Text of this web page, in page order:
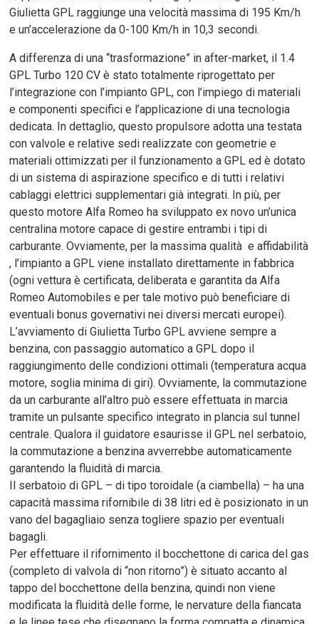
Giulietta GPL raggiunge una velocità massima di 195 Km/h
e un’accelerazione da 0-100 Km/h in 10,3 secondi.
A differenza di una “trasformazione” in after-market, il 1.4
GPL Turbo 120 CV è stato totalmente riprogettato per
l’integrazione con l’impianto GPL, con l’impiego di materiali
e componenti specifici e l’applicazione di una tecnologia
dedicata. In dettaglio, questo propulsore adotta una testata
con valvole e relative sedi realizzate con geometrie e
materiali ottimizzati per il funzionamento a GPL ed è dotato
di un sistema di aspirazione specifico e di tutti i relativi
cablaggi elettrici supplementari già integrati. In più, per
questo motore Alfa Romeo ha sviluppato ex novo un’unica
centralina motore capace di gestire entrambi i tipi di
carburante. Ovviamente, per la massima qualità e affidabilità
, l’impianto a GPL viene installato direttamente in fabbrica
(ogni vettura è certificata, deliberata e garantita da Alfa
Romeo Automobiles e per tale motivo può beneficiare di
eventuali bonus governativi nei diversi mercati europei).
L’avviamento di Giulietta Turbo GPL avviene sempre a
benzina, con passaggio automatico a GPL dopo il
raggiungimento delle condizioni ottimali (temperatura acqua
motore, soglia minima di giri). Ovviamente, la commutazione
da un carburante all’altro può essere effettuata in marcia
tramite un pulsante specifico integrato in plancia sul tunnel
centrale. Qualora il guidatore esaurisse il GPL nel serbatoio,
la commutazione a benzina avverrebbe automaticamente
garantendo la fluidità di marcia.
Il serbatoio di GPL – di tipo toroidale (a ciambella) – ha una
capacità massima rifornibile di 38 litri ed è posizionato in un
vano del bagagliaio senza togliere spazio per eventuali
bagagli.
Per effettuare il rifornimento il bocchettone di carica del gas
(completo di valvola di “non ritorno”) è situato accanto al
tappo del bocchettone della benzina, quindi non viene
modificata la fluidità delle forme, le nervature della fiancata